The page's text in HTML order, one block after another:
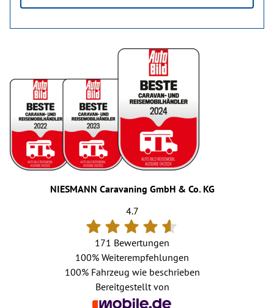
NIESMANN Caravaning GmbH & Co. KG
4.7
171 Bewertungen
100% Weiterempfehlungen
100%Fahrzeug wie beschrieben
Bereitgestellt von